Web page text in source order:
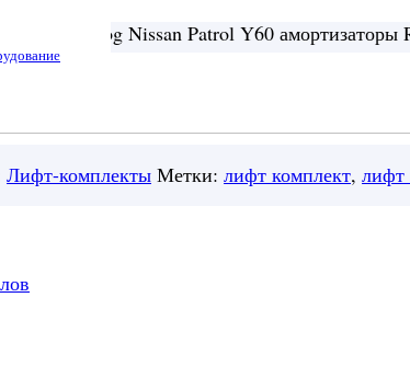
Tough Dog Nissan Patrol Y60
кг лифт 50 мм
Лифт-комплекты Метки: лифт комплект, лифт